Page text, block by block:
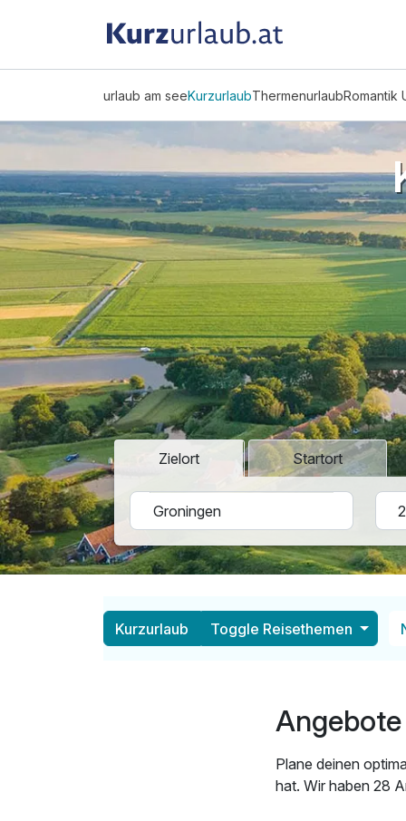
urlaub am seeKurzurlaubThermenurlaubRomantik
Zielort Startort
Kurzurlaub Toggle Reisethemen
Plane deinen
hat. Wir haben 28